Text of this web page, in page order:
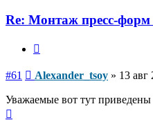
Re: Монтаж пресс-
#61 Сообщение
Alexander_tsoy » 13 авг
Уважаемые вот тут приведены